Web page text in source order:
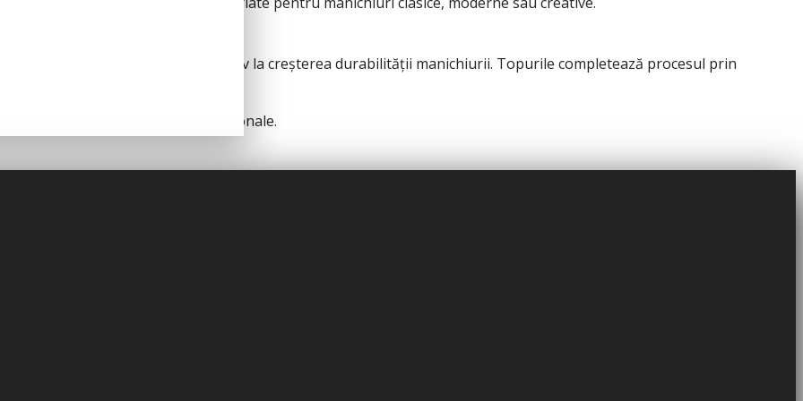
naturală, contribuind semnificativ la creșterea durabilității manichiurii. Topurile completează procesul prin
uniforme, curate și profesionale.
își doresc stabilitate, control și rezultate constante. Produsele sunt concepute pentru a reduce erorile, pentru a
final.